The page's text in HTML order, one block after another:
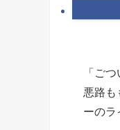
「ご
悪路も
ーのラ